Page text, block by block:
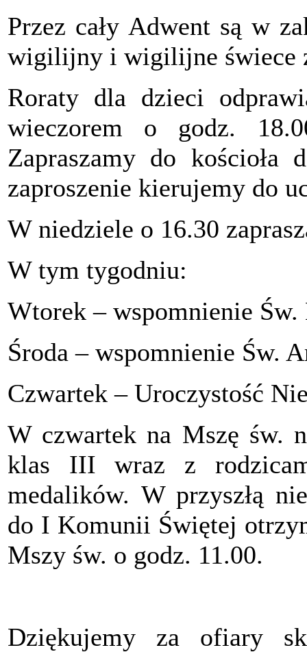
Przez cały Adwent są w
wigilijny i wigilijne świece
Roraty dla dzieci
wieczorem o godz.
Zapraszamy do kościoła
zaproszenie kierujemy do
W niedziele o 16.30
W tym tygodniu:
Wtorek – wspomnienie Św.
Środa – wspomnienie Św.
Czwartek – Uroczystość
W czwartek na Mszę św.
klas III wraz z
medalików. W przyszłą
do I Komunii Świętej
Mszy św. o godz. 11.00.
Dziękujemy za ofiary